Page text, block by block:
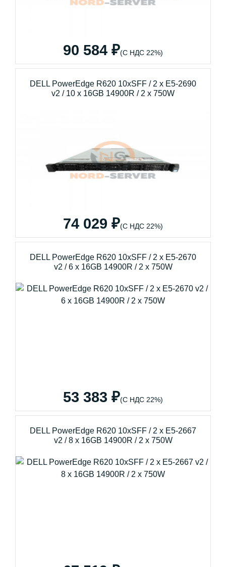
90 584 ₽(С НДС 22%)
DELL PowerEdge R620 10xSFF / 2 x E5-2690
v2 / 10 x 16GB 14900R / 2 x 750W
74 029 ₽(С НДС 22%)
DELL PowerEdge R620 10xSFF / 2 x E5-2670
v2 / 6 x 16GB 14900R / 2 x 750W
53 383 ₽(С НДС 22%)
DELL PowerEdge R620 10xSFF / 2 x E5-2667
v2 / 8 x 16GB 14900R / 2 x 750W